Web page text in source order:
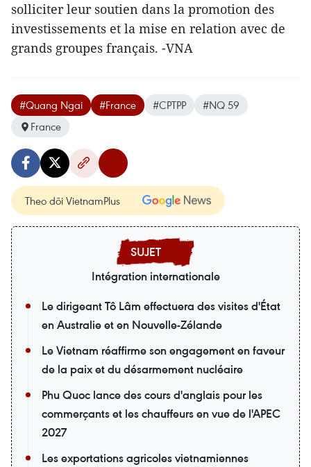
solliciter leur soutien dans la promotion des
investissements et la mise en relation avec de
grands groupes français. -VNA
#Quang Ngai #France #CPTPP
#NQ 59
France
Theo dõi VietnamPlus
Intégration internationale
Le dirigeant Tô Lâm effectuera des visites d'État
en Australie et en Nouvelle-Zélande
Le Vietnam réaffirme son engagement en faveur
de la paix et du désarmement nucléaire
Phu Quoc lance des cours d'anglais pour les
commerçants et les chauffeurs en vue de l'APEC
2027
Les exportations agricoles vietnamiennes